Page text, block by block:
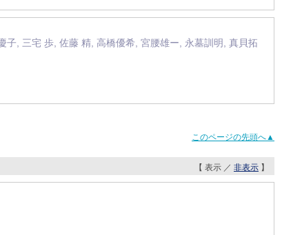
, 三宅 歩, 佐藤 精, 高橋優希, 宮腰雄ー, 永墓訓明, 真貝拓
このページの先頭へ▲
【 表示 ／ 非表示 】